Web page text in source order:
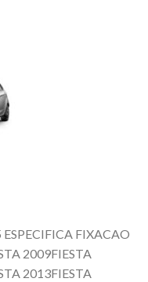
FIXACAO
2009FIESTA
2013FIESTA